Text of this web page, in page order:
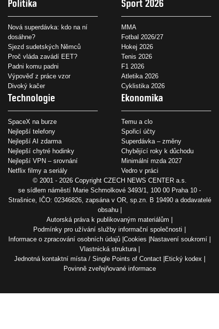
Politika
Nová superdávka: kdo na ní
dosáhne?
Sjezd sudetských Němců
Proč vláda zavádí EET?
Padni komu padni
Výpověď z práce vzor
Divoký kačer
Sport 2026
MMA
Fotbal 2026/27
Hokej 2026
Tenis 2026
F1 2026
Atletika 2026
Cyklistika 2026
Technologie
SpaceX na burze
Nejlepší telefony
Nejlepší AI zdarma
Nejlepší chytré hodinky
Nejlepší VPN – srovnání
Netflix filmy a seriály
Ekonomika
Temu a clo
Spořicí účty
Superdávka – změny
Chybějící roky k důchodu
Minimální mzda 2027
Vedro v práci
© 2001 - 2026 Copyright CZECH NEWS CENTER a.s.
se sídlem náměstí Marie Schmolkové 3493/1, 100 00 Praha 10 -
Strašnice, IČO: 02346826, zapsána v OR, sp.zn. B 19490 a dodavatelé
obsahu
Autorská práva k publikovaným materiálům
Podmínky pro užívání služby informační společnosti
Informace o zpracování osobních údajů Cookies
Nastavení soukromí
Vlastnická struktura
Jednotná kontaktní místa / Single Points of Contact
Etický kodex
Povinně zveřejňované informace